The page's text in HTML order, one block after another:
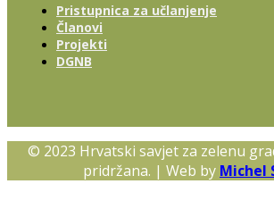
Pristupnica za učlanjenje
Članovi
Projekti
DGNB
© 2023 Hrvatski savjet za zelenu
pridržana. | Web by Michel